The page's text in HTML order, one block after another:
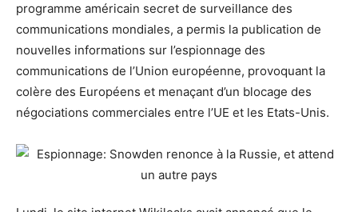
programme américain secret de surveillance des
communications mondiales, a permis la publication de
nouvelles informations sur l’espionnage des
communications de l’Union européenne, provoquant la
colère des Européens et menaçant d’un blocage des
négociations commerciales entre l’UE et les Etats-Unis.